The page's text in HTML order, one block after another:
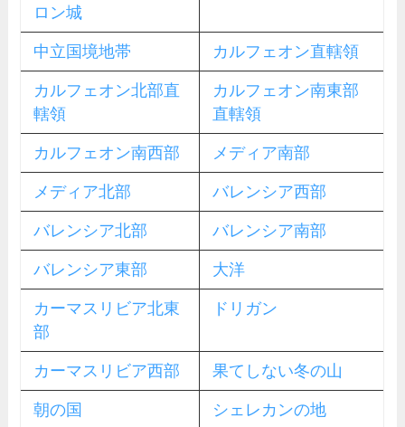
ロン城
中立国境地帯 カルフェオン直轄領
カルフェオン北部直
轄領
カルフェオン南東部
直轄領
カルフェオン南西部 メディア南部
メディア北部 バレンシア西部
バレンシア北部 バレンシア南部
バレンシア東部 大洋
カーマスリビア北東
部
ドリガン
カーマスリビア西部 果てしない冬の山
朝の国 シェレカンの地